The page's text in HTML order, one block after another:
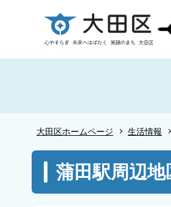
ー
大田区ホームページ 生活情報
こ
蒲田駅周辺